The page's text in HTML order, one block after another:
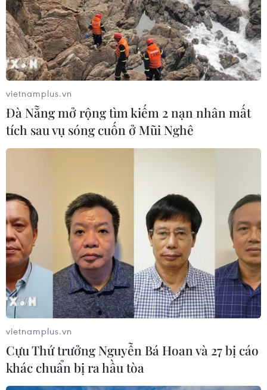
NovaWorld Ho Tram liên tục đón hàng loạt
Không chỉ các ngôi sao giải trí của showbiz Việt mà
nhiều travel blogger đình đám cũng như các "tín đồ của
giới xê dịch" đều chọn tổ hợp du lịch NovaWorld Ho
Tram là điểm đến yêu thích trong mùa Hè.
vietnamplus.vn
Đà Nẵng mở rộng tìm kiếm 2 nạn nhân mất
tích sau vụ sóng cuốn ở Mũi Nghê
vietnamplus.vn
Cựu Thứ trưởng Nguyễn Bá Hoan và 27 bị cáo
khác chuẩn bị ra hầu tòa